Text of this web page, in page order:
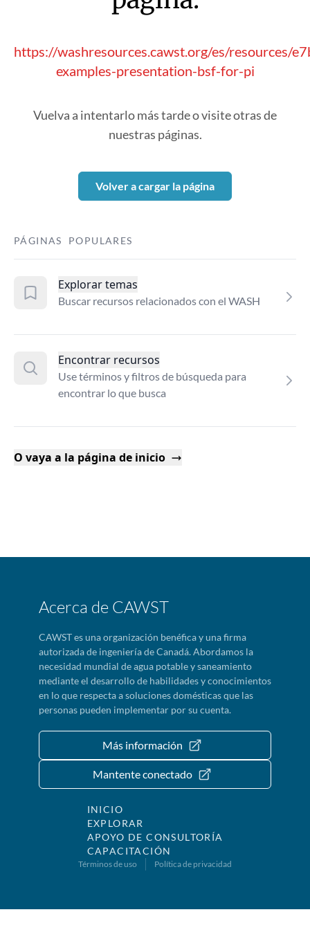
https://washresources.cawst.org/es/resources/
examples-presentation-bsf-for-pi
Vuelva a intentarlo más tarde o visite otras de
nuestras páginas.
Volver a cargar la página
PÁGINAS POPULARES
Explorar temas
Buscar recursos relacionados con el WASH
Encontrar recursos
Use términos y filtros de búsqueda para
encontrar lo que busca
O vaya a la página de inicio
Acerca de CAWST
CAWST es una organización benéfica y una firma
autorizada de ingeniería de Canadá. Abordamos la
necesidad mundial de agua potable y saneamiento
mediante el desarrollo de habilidades y conocimientos
en lo que respecta a soluciones domésticas que las
personas pueden implementar por su cuenta.
Más información
Mantente conectado
INICIO
EXPLORAR
APOYO DE CONSULTORÍA
CAPACITACIÓN
Términos de uso Política de privacidad